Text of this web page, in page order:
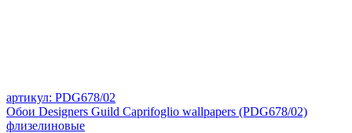
артикул: PDG678/02
Обои Designers Guild Caprifoglio wallpapers (PDG678/02)
флизелиновые